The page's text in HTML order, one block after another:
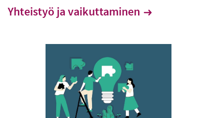
Yhteistyö ja vaikuttaminen